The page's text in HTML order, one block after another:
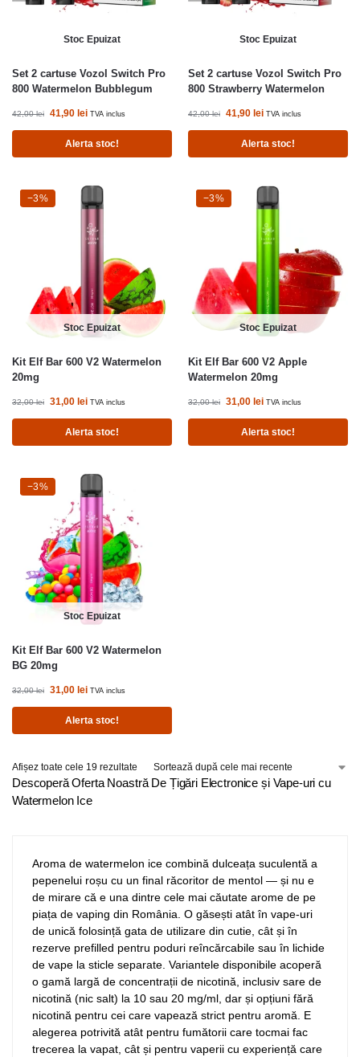
Stoc Epuizat
Set 2 cartuse Vozol Switch Pro
800 Watermelon Bubblegum
42,00lei 41,90 lei TVA inclus
Alerta stoc!
Stoc Epuizat
Set 2 cartuse Vozol Switch Pro
800 Strawberry Watermelon
42,00lei 41,90 lei TVA inclus
Alerta stoc!
-3%
Stoc Epuizat
−3%
Kit Elf Bar 600 V2 Watermelon
20mg
32,00lei 31,00 lei TVA inclus
Alerta stoc!
-3%
Stoc Epuizat
−3%
Kit Elf Bar 600 V2 Apple
Watermelon 20mg
32,00lei 31,00 lei TVA inclus
Alerta stoc!
-3%
Stoc Epuizat
−3%
Kit Elf Bar 600 V2 Watermelon
BG 20mg
32,00lei 31,00 lei TVA inclus
Alerta stoc!
Afișez toate cele 19 rezultate
Descoperă Oferta Noastră De Țigări Electronice și Vape-uri cu
Watermelon Ice
Aroma de watermelon ice combină dulceața suculentă a
pepenelui roșu cu un final răcoritor de mentol — și nu e
de mirare că e una dintre cele mai căutate arome de pe
piața de vaping din România. O găsești atât în vape-uri
de unică folosință gata de utilizare din cutie, cât și în
rezerve prefilled pentru poduri reîncărcabile sau în lichide
de vape la sticle separate. Variantele disponibile acoperă
o gamă largă de concentrații de nicotină, inclusiv sare de
nicotină (nic salt) la 10 sau 20 mg/ml, dar și opțiuni fără
nicotină pentru cei care vapează strict pentru aromă. E
alegerea potrivită atât pentru fumătorii care tocmai fac
trecerea la vapat, cât și pentru vaperii cu experiență care